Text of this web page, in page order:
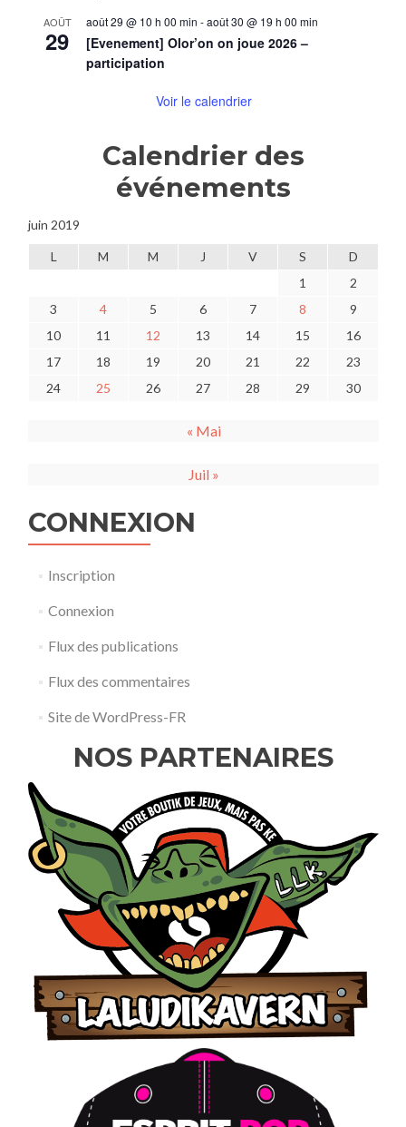
AOÛT
29
août 29 @ 10 h 00 min -août 30 @ 19 h 00 min
[Evenement] Olor’on on joue 2026 –
participation
Voir le calendrier
Calendrier des
événements
juin 2019
L M M J V S
D
1
2
3
4 5 6 7 8
9
10
11 12 13 14 15
16
17
18 19 20 21 22
23
24
25 26 27 28 29 30
« Mai
Juil »
CONNEXION
Inscription
Connexion
Flux des publications
Flux des commentaires
Site de WordPress-FR
NOS PARTENAIRES